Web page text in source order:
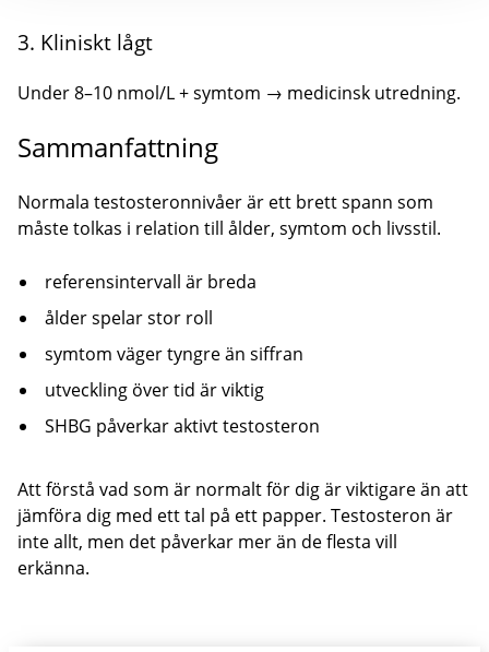
3. Kliniskt lågt
Under 8–10 nmol/L + symtom → medicinsk utredning.
Sammanfattning
Normala testosteronnivåer är ett brett spann som
måste tolkas i relation till ålder, symtom och livsstil.
referensintervall är breda
ålder spelar stor roll
symtom väger tyngre än siffran
utveckling över tid är viktig
SHBG påverkar aktivt testosteron
Att förstå vad som är normalt för dig är viktigare än att
jämföra dig med ett tal på ett papper. Testosteron är
inte allt, men det påverkar mer än de flesta vill
erkänna.